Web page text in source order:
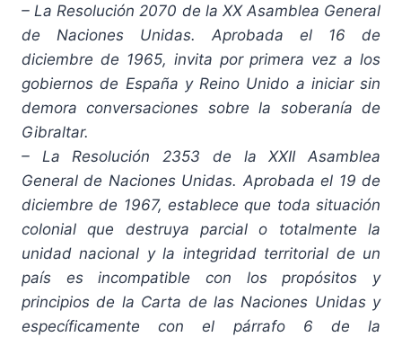
– La Resolución 2070 de la XX Asamblea General
de Naciones Unidas. Aprobada el 16 de
diciembre de 1965, invita por primera vez a los
gobiernos de España y Reino Unido a iniciar sin
demora conversaciones sobre la soberanía de
Gibraltar.
– La Resolución 2353 de la XXII Asamblea
General de Naciones Unidas. Aprobada el 19 de
diciembre de 1967, establece que toda situación
colonial que destruya parcial o totalmente la
unidad nacional y la integridad territorial de un
país es incompatible con los propósitos y
principios de la Carta de las Naciones Unidas y
específicamente con el párrafo 6 de la